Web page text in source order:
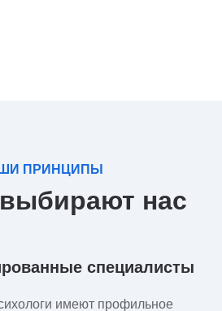
ПРИНЦИПЫ
нас
специалисты
имеют профильное